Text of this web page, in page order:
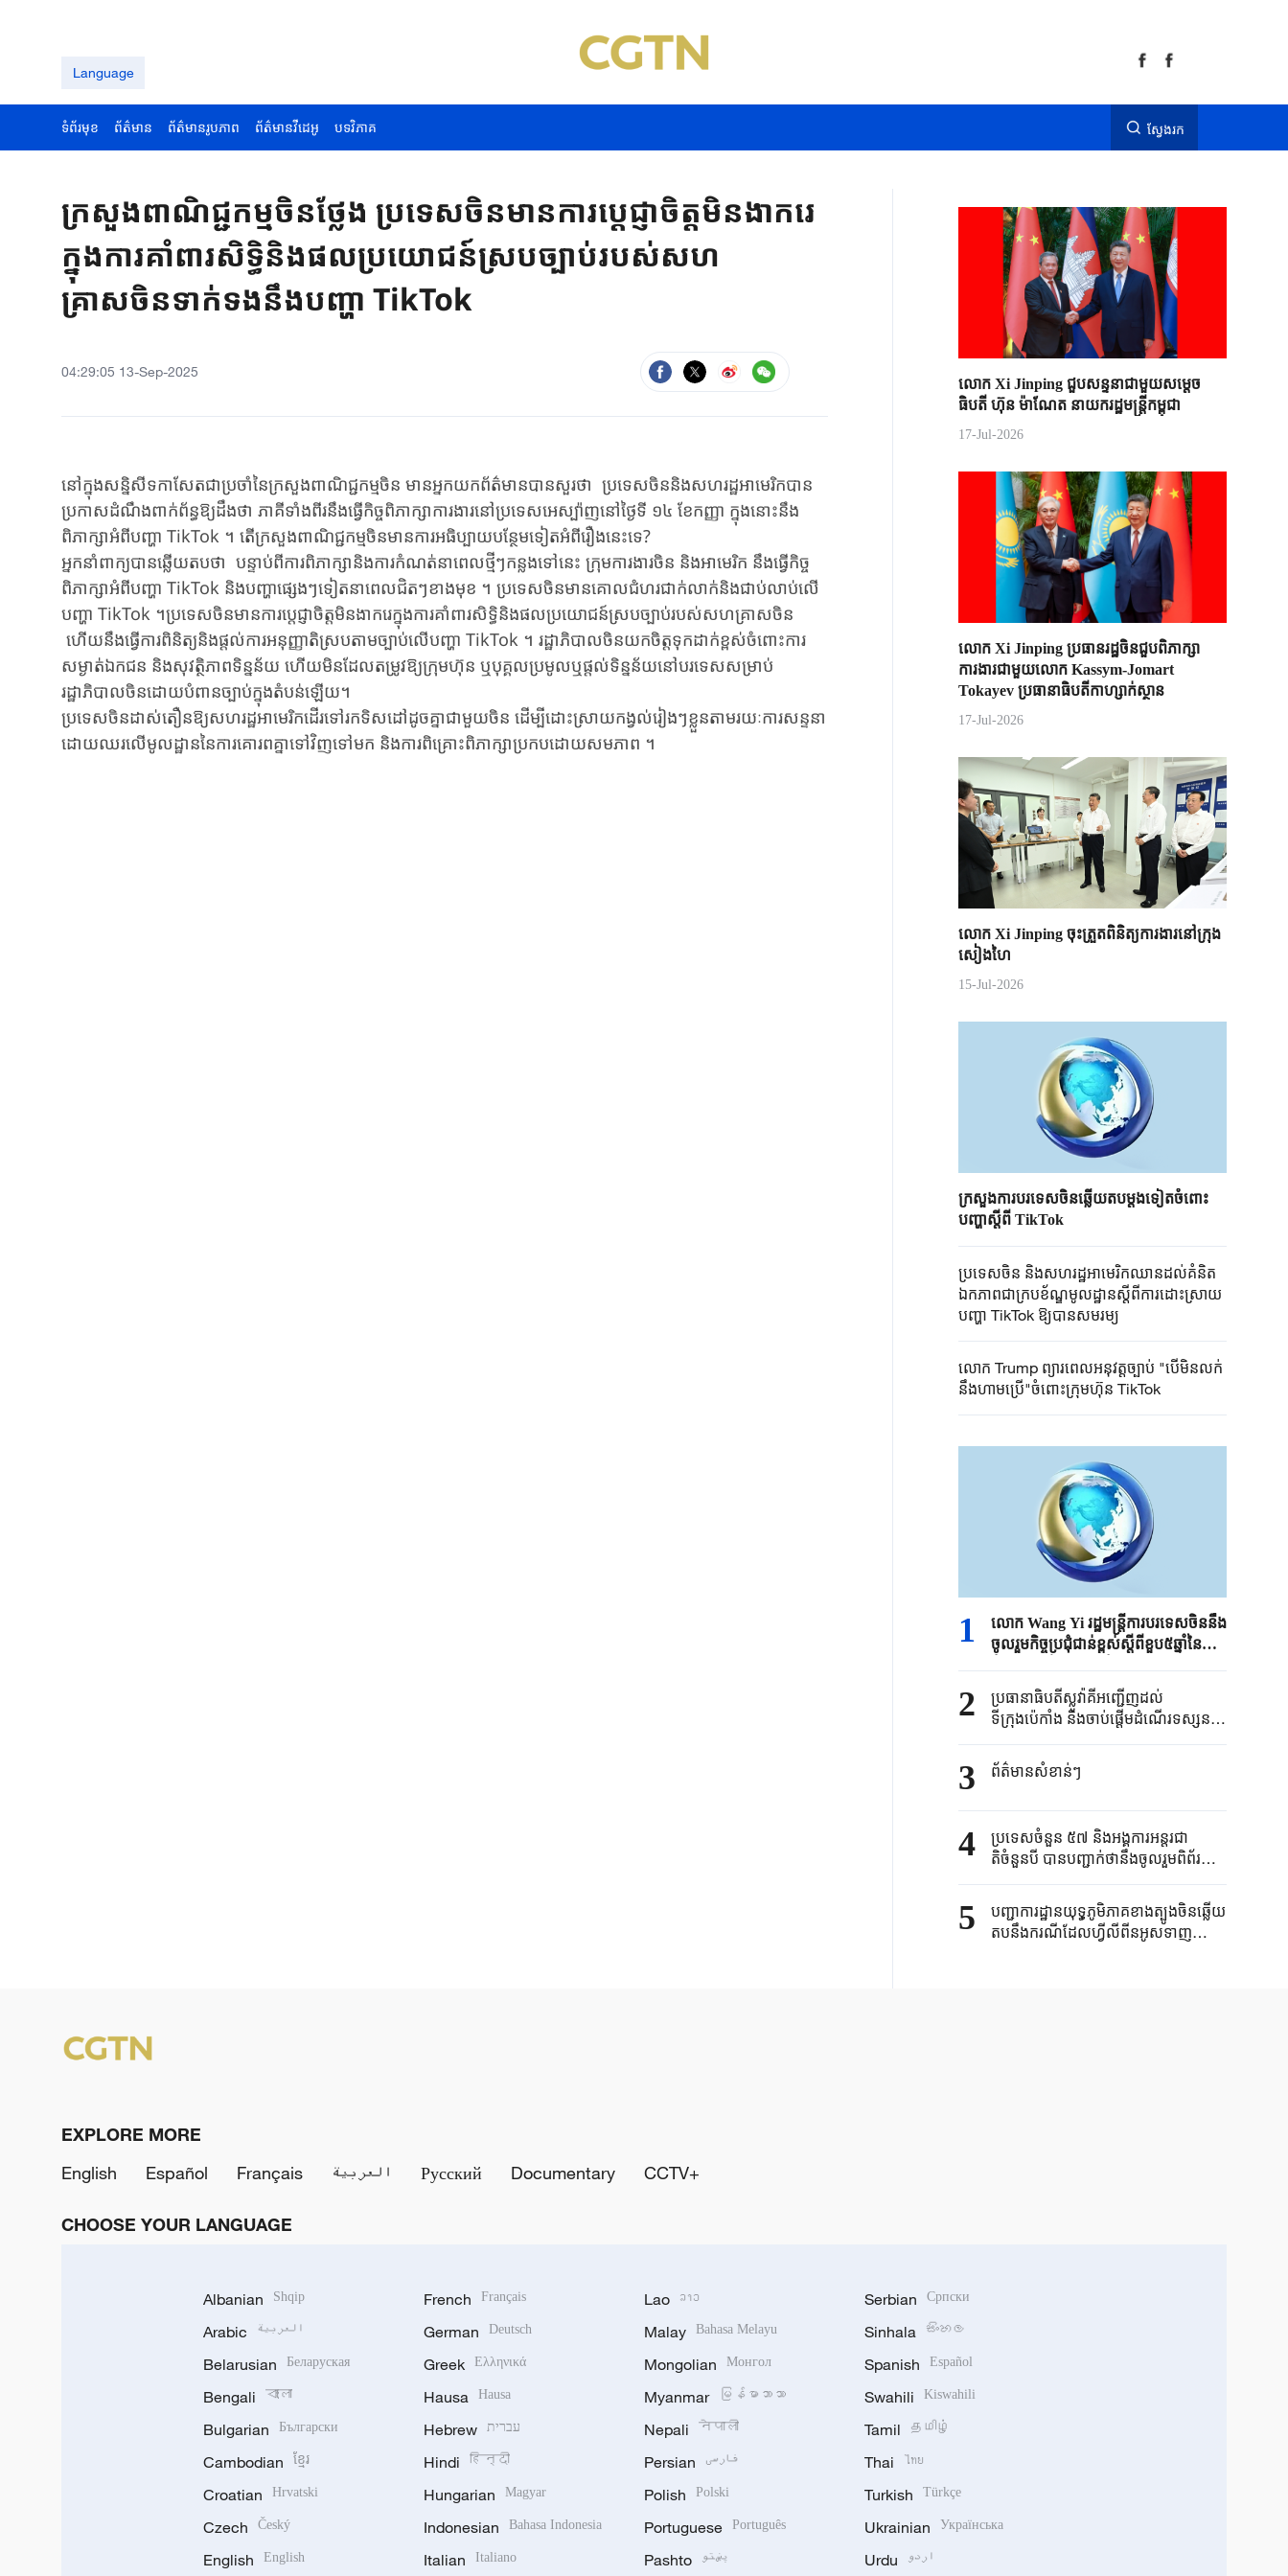
Language
ទំព័រមុខ ព័ត៌មាន ព័ត៌មានរូបភាព ព័ត៌មានវីដេអូ បទវិភាគ ស្វែងរក
ក្រសួងពាណិជ្ជកម្មចិន​ថ្លែង ប្រទេសចិនមាន​ការ​ប្តេជ្ញាចិត្ត​មិន​ងាក​រេ​
ក្នុង​​ការគាំ​ពារសិទ្ធិនិង​ផលប្រយោជន៍​ស្របច្បាប់​របស់សហ
គ្រាសចិន​ទាក់ទងនឹងបញ្ហា TikTok
04:29:05 13-Sep-2025
នៅ​ក្នុង​សន្និសីទ​​កាសែ​ត​ជា​ប្រចាំ​​នៃ​ក្រសួង​ពាណិជ្ជកម្ម​ចិន​ មាន​អ្នកយកព័ត៌មានបានសួរថា​ ប្រទេស​​​ចិន​​​​និង​​សហរដ្ឋអាមេរិក​​បាន​
ប្រកាស​ដំណឹង​ពាក់​ព័ន្ធ​ឱ្យ​ដឹង​ថា​ ភាគីទាំងពីរ​​​នឹងធ្វើ​កិច្ច​ពិភាក្សាការងារ​​នៅប្រទេសអេស្ប៉ាញនៅថ្ងៃទី ១៤​ ខែកញ្ញា ក្នុងនោះ​នឹង​
ពិភាក្សា​អំពី​បញ្ហា TikTok ​។ តើក្រសួងពាណិជ្ជកម្មចិន​មាន​ការ​អធិប្បាយ​​បន្ថែមទៀត​​អំពីរឿងនេះទេ?
អ្នក​នាំ​ពាក្យ​បាន​ឆ្លើយ​តប​ថា​ បន្ទាប់ពី​ការ​ពិភាក្សា​និង​ការ​កំណត់​នា​ពេល​ថ្មីៗកន្លងទៅ​នេះ ក្រុមការងារចិន និងអាមេរិក នឹងធ្វើកិច្ច​
ពិភាក្សា​អំពីបញ្ហា​ TikTok និងបញ្ហាផ្សេងៗទៀតនាពេល​ជិត​ៗខាងមុខ​ ។ ​ប្រទេស​ចិនមាន​គោលជំហរ​ជាក់​លាក់​និង​ជាប់​លាប់​​លើ
បញ្ហា TikTok ។ប្រទេសចិនមាន​ការ​ប្តេជ្ញាចិត្ត​មិន​ងាក​រេ​ក្នុង​​ការគាំ​ពារសិទ្ធិនិង​ផលប្រយោជន៍​ស្របច្បាប់​របស់សហគ្រាសចិន​
ហើយនឹងធ្វើការ​ពិនិត្យនិង​ផ្តល់​ការ​អនុញ្ញាតិ​ស្របតាម​ច្បាប់លើ​បញ្ហា TikTok ។ រដ្ឋាភិបាលចិនយកចិត្តទុកដាក់ខ្ពស់​ចំពោះ​ការ​
សម្ងាត់​ឯកជន និងសុវត្ថិភាពទិន្នន័យ ហើយមិនដែលតម្រូវឱ្យក្រុមហ៊ុន ឬបុគ្គលប្រមូលឬផ្តល់ទិន្នន័យ​នៅបរទេសសម្រាប់​​
រដ្ឋាភិបាលចិនដោយបំពានច្បាប់ក្នុងតំបន់​ឡើយ។
ប្រទេសចិនដាស់​តឿន​ឱ្យសហរដ្ឋអាមេរិកដើរទៅរកទិសដៅដូចគ្នាជាមួយ​ចិន​ ​ដើម្បី​ដោះស្រាយកង្វល់រៀងៗខ្លួនតាមរយៈការសន្ទនា
ដោយឈរលើមូលដ្ឋាននៃការគោរពគ្នាទៅវិញទៅមក និងការពិគ្រោះពិភាក្សា​ប្រកបដោយ​សមភាព​ ។
លោក Xi Jinping ជួបសន្ទនាជាមួយសម្តេច
ធិបតី ហ៊ុន ម៉ាណែត នាយករដ្ឋមន្ត្រីកម្ពុជា
17-Jul-2026
លោក Xi Jinping ប្រធានរដ្ឋចិន​ជួបពិភាក្សា​
ការងារជាមួយ​លោក Kassym-Jomart ​
Tokayev ​ប្រធានាធិបតី​កាហ្សាក់ស្ថាន​
17-Jul-2026
លោក Xi Jinping ចុះត្រួតពិនិត្យការងារនៅក្រុង
សៀងហៃ
15-Jul-2026
ក្រសួងការបរទេសចិនឆ្លើយតបម្តងទៀតចំពោះ
បញ្ហាស្តីពី TikTok
ប្រទេសចិន និងសហរដ្ឋអាមេរិកឈានដល់គំនិត
ឯកភាពជាក្របខ័ណ្ឌមូលដ្ឋានស្តីពីការដោះស្រាយ
លោក Trump ព្យារពេលអនុវត្តច្បាប់ "បើមិនលក់
នឹង​ហាមប្រើ​"ចំពោះក្រុមហ៊ុន TikTok
1
លោក ​Wang Yi រដ្ឋមន្រ្តី​ការបរទេស​ចិន​នឹង​
ចូ​ល​រួម​កិច្ច​ប្រជុំ​ជាន់​ខ្ពស់ស្តីពី​​ខួប​៥​ឆ្នាំនៃ​
2
ប្រធានាធិបតីស្លូវ៉ាគីអញ្ជើញដល់
ទីក្រុងប៉េកាំង និងចាប់ផ្តើមដំណើរទស្សន
កិច្ចផ្លូវរដ្ឋនៅប្រទេសចិន
3 ព័ត៌មានសំខាន់ៗ
4
ប្រទេសចំនួន ៥៧ និងអង្គការអន្តរជា
តិចំនួនបី បានបញ្ជាក់ថានឹងចូលរួមពិព័រណ៍
ជាតិនៃពិព័រណ៍នាំចូលចិនអន្តរជាតិ
ឆ្នាំ២០២៦
5
បញ្ជាការដ្ឋានយុទុ្ធភូមិភាគខាងត្បូងចិនឆ្លើយ
តបនឹងករណីដែលហ្វីលីពីនអូសទាញ
EXPLORE MORE
English
Español Français العربية Русский Documentary CCTV+
CHOOSE YOUR LANGUAGE
Albanian Shqip
Arabic العربية
Belarusian Беларуская
Bengali বাংলা
Bulgarian Български
Cambodian ខ្មែរ
Croatian Hrvatski
Czech Český
English English
French Français
German Deutsch
Greek Ελληνικά
Hausa Hausa
Hebrew עברית
Hindi हिन्दी
Hungarian Magyar
Indonesian Bahasa Indonesia
Italian Italiano
Lao ລາວ
Malay Bahasa Melayu
Mongolian Монгол
Myanmar မြန်မာဘာသာ
Nepali नेपाली
Persian فارسی
Polish Polski
Portuguese Português
Pashto پښتو
Serbian Српски
Sinhala සිංහල
Spanish Español
Swahili Kiswahili
Tamil தமிழ்
Thai ไทย
Turkish Türkçe
Ukrainian Українська
Urdu اردو